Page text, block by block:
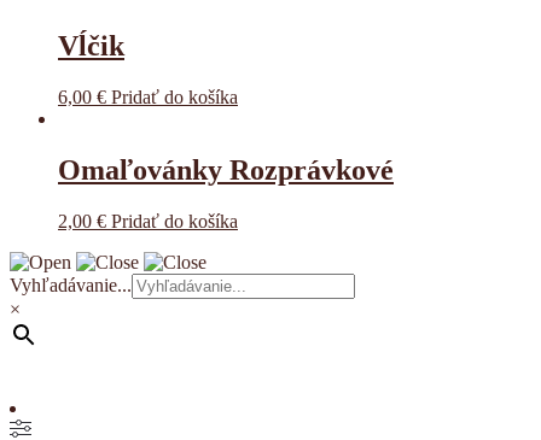
Vĺčik
6,00 € Pridať do košíka
Omaľovánky Rozprávkové
2,00 € Pridať do košíka
Vyhľadávanie...
×